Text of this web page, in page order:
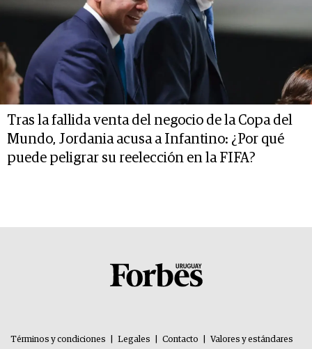
Tras la fallida venta del negocio de la Copa del
Mundo, Jordania acusa a Infantino: ¿Por qué
puede peligrar su reelección en la FIFA?
Términos y condiciones Legales Contacto Valores y estándares